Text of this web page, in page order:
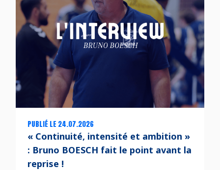
PUBLIÉ LE 24.07.2026
« Continuité, intensité et ambition »
: Bruno BOESCH fait le point avant la
reprise !